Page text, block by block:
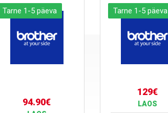
Tarne 1-5 päeva
94.90€
Tarne 1-5 päeva
129€
LAOS